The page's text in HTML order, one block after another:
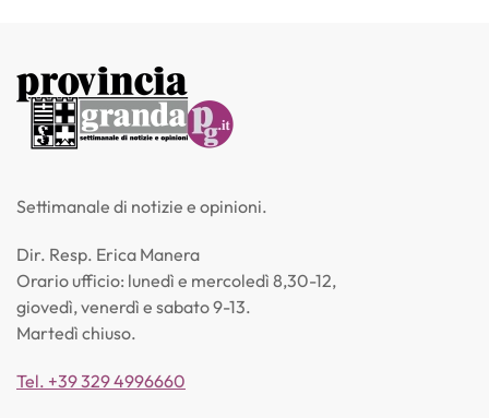
Settimanale di notizie e opinioni.
Dir. Resp. Erica Manera
Orario ufficio: lunedì e mercoledì 8,30-12,
giovedì, venerdì e sabato 9-13.
Martedì chiuso.
Tel. +39 329 4996660